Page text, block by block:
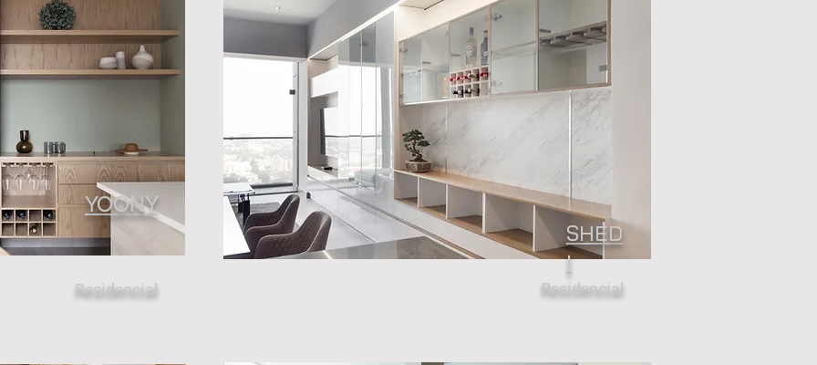
​YOONY
Residencial Residencial
SHED
I